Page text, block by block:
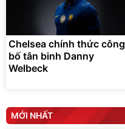
Chelsea chính thức công
bố tân binh Danny
Welbeck
MỚI NHẤT